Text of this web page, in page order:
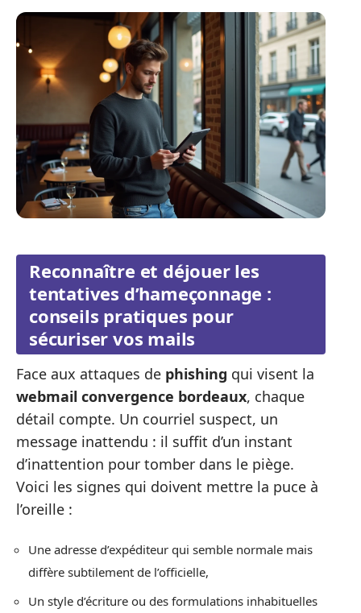
Reconnaître et déjouer les
tentatives d’hameçonnage :
conseils pratiques pour
sécuriser vos mails
Face aux attaques de phishing qui visent la
webmail convergence bordeaux, chaque
détail compte. Un courriel suspect, un
message inattendu : il suffit d’un instant
d’inattention pour tomber dans le piège.
Voici les signes qui doivent mettre la puce à
l’oreille :
Une adresse d’expéditeur qui semble normale mais
diffère subtilement de l’officielle,
Un style d’écriture ou des formulations inhabituelles